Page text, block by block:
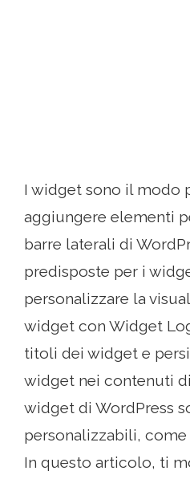
I widget sono il modo
aggiungere elementi
barre laterali di
predisposte per i
personalizzare la
widget con Widget
titoli dei widget e
widget nei contenuti
widget di WordPress
personalizzabili, come
In questo articolo, ti